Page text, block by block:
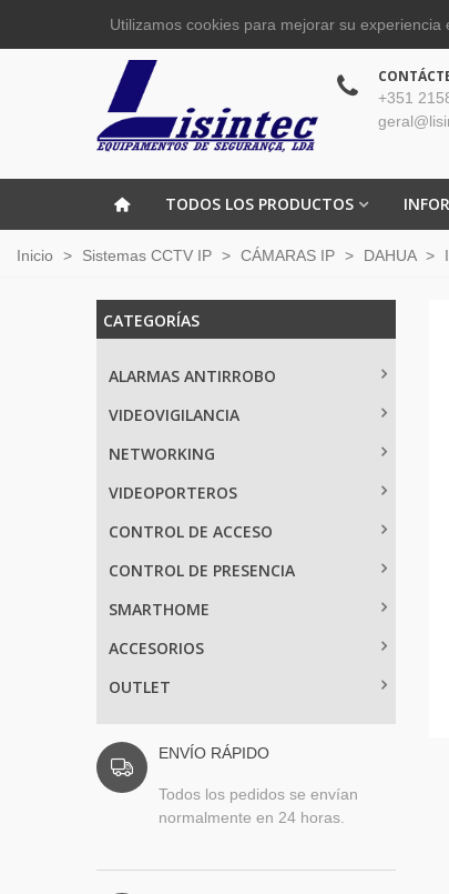
+351
TODOS LOS PRODUCTOS
Inicio > Sistemas CCTV IP > CÁMARAS IP > DAHUA >
CATEGORÍAS
ALARMAS ANTIRROBO
VIDEOVIGILANCIA
NETWORKING
VIDEOPORTEROS
CONTROL DE ACCESO
CONTROL DE PRESENCIA
SMARTHOME
ACCESORIOS
OUTLET
ENVÍO RÁPIDO
Todos los pedidos se envían
normalmente en 24 horas.
Utilizamos cookies para mejorar su experiencia